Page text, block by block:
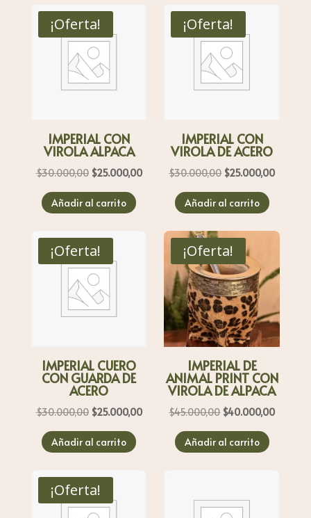
$35.000,00.
¡Oferta!
IMPERIAL CON
VIROLA ALPACA
$30.000,00 El
precio
original
$30.000,00.
$25.000,00El
$25.000,00.
Añadir al carrito
¡Oferta!
IMPERIAL CON
VIROLA DE ACERO
$30.000,00 El
precio
original
$30.000,00.
$25.000,00El
Añadir al carrito
¡Oferta!
IMPERIAL CUERO
CON GUARDA DE
ACERO
$30.000,00 El
precio
original
$30.000,00.
$25.000,00El
Añadir al carrito
¡Oferta!
IMPERIAL DE
ANIMAL PRINT CON
VIROLA DE ALPACA
$45.000,00 El
precio
original
$40.000,00El
Añadir al carrito
¡Oferta!